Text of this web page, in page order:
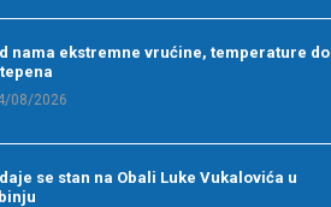
nama ekstremne vrućine, temperature do
08/2026
se stan na Obali Luke Vukalovića u